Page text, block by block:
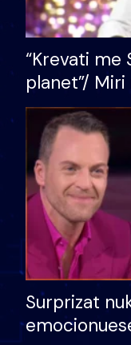
“Krevati me
planet”/
bukura në
mungojë
Surprizat